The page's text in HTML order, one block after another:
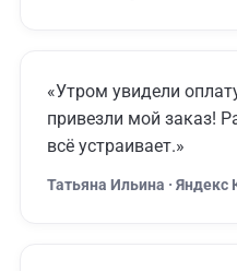
«Утром увидели
привезли мой заказ!
всё устраивает.»
Татьяна Ильина · Яндекс